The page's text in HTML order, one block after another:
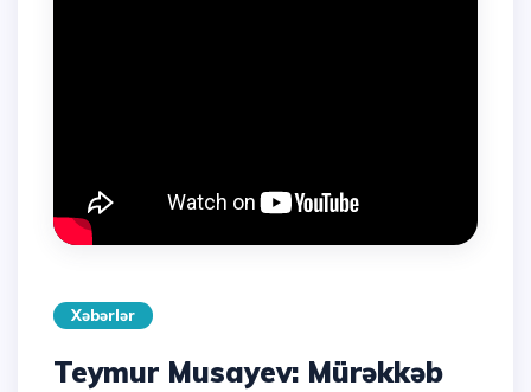
Xəbərlər
Teymur Musayev: Mürəkkəb